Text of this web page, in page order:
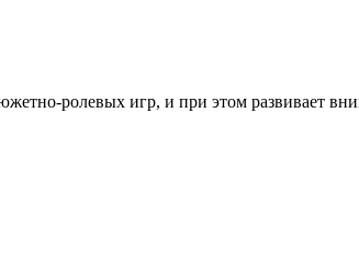
ролевых игр, и при этом развивает